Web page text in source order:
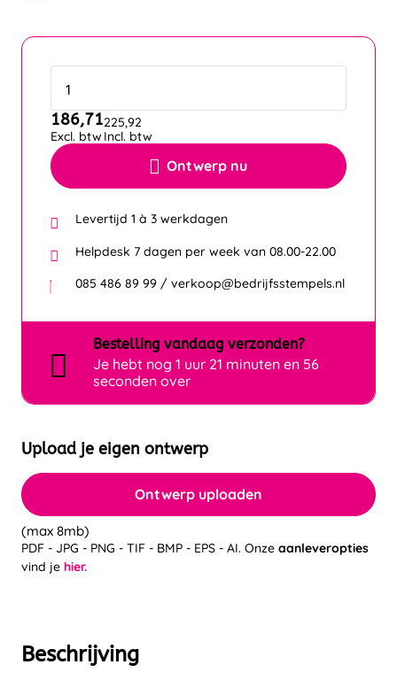
Beschrijving
Ontwerp nu
186,71
Excl. btw
225,92
Incl. btw
Levertijd 1 à 3 werkdagen
Helpdesk 7 dagen per week van 08.00-22.00
085 486 89 99 / verkoop@bedrijfsstempels.nl
Bestelling vandaag verzonden?
Je hebt nog 1 uur 21 minuten en 56
seconden over
Upload je eigen ontwerp
Ontwerp uploaden
(max 8mb)
PDF - JPG - PNG - TIF - BMP - EPS - AI. Onze aanleveropties
vind je hier.